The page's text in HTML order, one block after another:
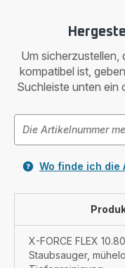
Um sicherzustellen,
kompatibel ist,
Suchleiste unten ein
Wo finde ich die
X-FORCE FLEX
Staubsauger,